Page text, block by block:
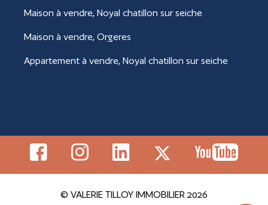
Maison à vendre, Noyal chatillon sur seiche
Maison à vendre, Orgeres
Appartement à vendre, Noyal chatillon sur seiche
© VALERIE TILLOY IMMOBILIER 2026